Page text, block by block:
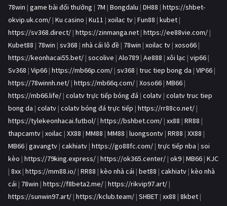
78win | game bài đổi thưởng | 7M | Bongdalu | DH88 | https://shbet-
okvip.uk.com/ | Ku casino | Ku11 | xoilac tv | Fun88 | kubet |
https://sv368.direct/ | https://zinmanga.net | https://ee88vie.com/ |
Kubet88 | 78win | sv368 | nhà cái lô đề | 78win | xoilac tv | xoso66 |
https://keonhacai55.bet/ | socolive | Alo789 | Ae888 | xôi lạc | vip66 |
Sv368 | Vip66 | https://mb66p.com/ | sv368 | truc tiep bong da | VIP66 |
https://78winnh.net/ | https://mb66q.com/ | Xoso66 | MB66 |
https://mb66.life/ | colatv trực tiếp bóng đá | colatv | colatv truc tiep
bong da | colatv | colatv bóng đá trực tiếp | https://rr88co.net/ |
https://tylekeonhacai.futbol/ | https://bshbet.com/ | xx88 | RR88 |
thapcamtv | xoilac | XX88 | MM88 | MM88 | luongsontv | RR88 | XX88 |
MB66 | gavangtv | cakhiatv | https://go88fc.com/ | trực tiếp nba | soi
kèo | https://79king.express/ | https://ok365.center/ | ok9 | MB66 | KJC
| 8xx | https://mm88.io/ | RR88 | kèo nhà cái | bet88 | cakhiatv | kèo nhà
cái | 78win | https://f8beta2.me/ | https://rikvip97.art/ |
https://sunwin97.art/ | https://kclub.team/ | SHBET | xx88 | 8kbet |